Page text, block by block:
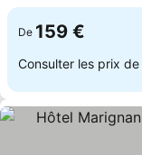
De 159 €
Consulter les prix de